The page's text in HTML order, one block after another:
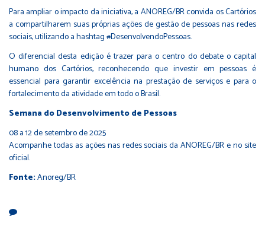
Para ampliar o impacto da iniciativa, a ANOREG/BR convida os Cartórios
a compartilharem suas próprias ações de gestão de pessoas nas redes
sociais, utilizando a hashtag #DesenvolvendoPessoas.
O diferencial desta edição é trazer para o centro do debate o capital
humano dos Cartórios, reconhecendo que investir em pessoas é
essencial para garantir excelência na prestação de serviços e para o
fortalecimento da atividade em todo o Brasil.
Semana do Desenvolvimento de Pessoas
08 a 12 de setembro de 2025
Acompanhe todas as ações nas redes sociais da ANOREG/BR e no site
oficial.
Fonte:Anoreg/BR